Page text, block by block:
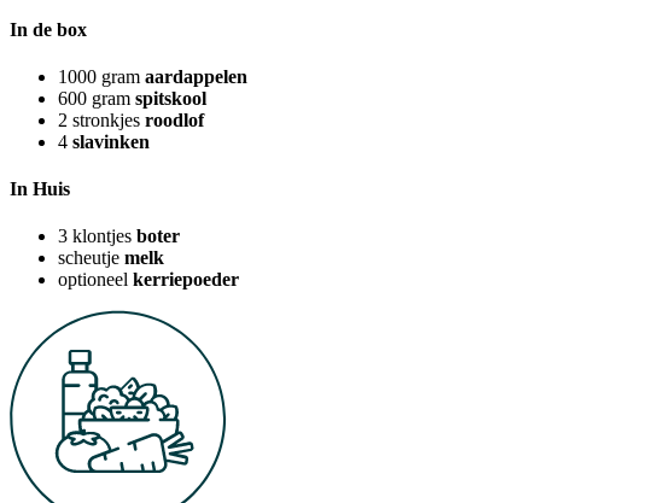
In de box
1000 gram aardappelen
600 gram spitskool
2 stronkjes roodlof
4 slavinken
In Huis
3 klontjes boter
scheutje melk
optioneel kerriepoeder